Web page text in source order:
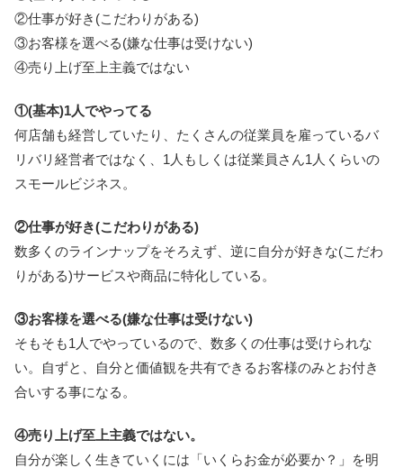
②仕事が好き(こだわりがある)
③お客様を選べる(嫌な仕事は受けない)
④売り上げ至上主義ではない
①(基本)1人でやってる
何店舗も経営していたり、たくさんの従業員を雇っているバ
リバリ経営者ではなく、1人もしくは従業員さん1人くらいの
スモールビジネス。
②仕事が好き(こだわりがある)
数多くのラインナップをそろえず、逆に自分が好きな(こだわ
りがある)サービスや商品に特化している。
③お客様を選べる(嫌な仕事は受けない)
そもそも1人でやっているので、数多くの仕事は受けられな
い。自ずと、自分と価値観を共有できるお客様のみとお付き
合いする事になる。
④売り上げ至上主義ではない。
自分が楽しく生きていくには「いくらお金が必要か？」を明